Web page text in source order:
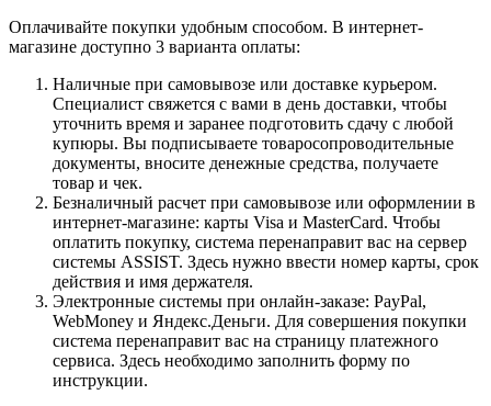
Оплачивайте покупки удобным способом. В интернет-
магазине доступно 3 варианта оплаты:
Наличные при самовывозе или доставке курьером.
Специалист свяжется с вами в день доставки, чтобы
уточнить время и заранее подготовить сдачу с любой
купюры. Вы подписываете товаросопроводительные
документы, вносите денежные средства, получаете
товар и чек.
Безналичный расчет при самовывозе или оформлении в
интернет-магазине: карты Visa и MasterCard. Чтобы
оплатить покупку, система перенаправит вас на сервер
системы ASSIST. Здесь нужно ввести номер карты, срок
действия и имя держателя.
Электронные системы при онлайн-заказе: PayPal,
WebMoney и Яндекс.Деньги. Для совершения покупки
система перенаправит вас на страницу платежного
сервиса. Здесь необходимо заполнить форму по
инструкции.